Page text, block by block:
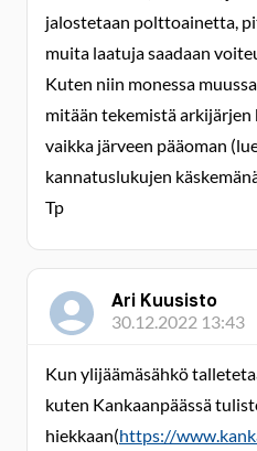
jalostetaan polttoainetta,
muita laatuja saadaan
Kuten niin monessa
mitään tekemistä arkijärjen
vaikka järveen pääoman
kannatuslukujen
Tp
Ari Kuusisto
30.12.2022 13:43
Kun ylijäämäsähkö
kuten Kankaanpäässä
hiekkaan(https://